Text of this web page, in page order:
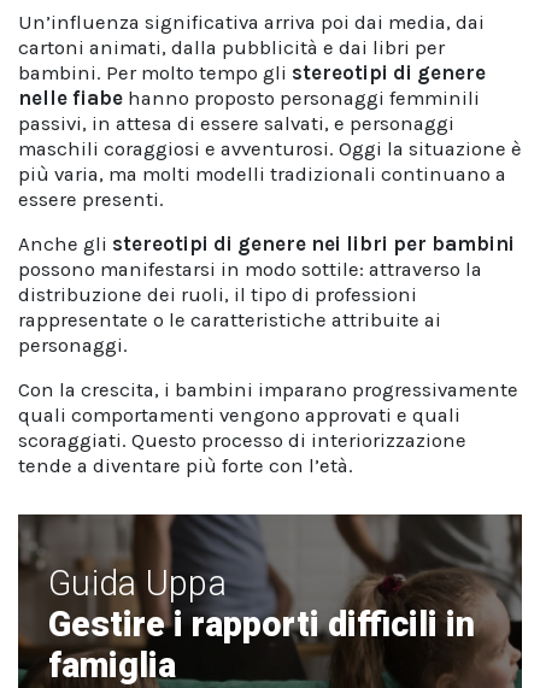
Un’influenza significativa arriva poi dai media, dai
cartoni animati, dalla pubblicità e dai libri per
bambini. Per molto tempo gli stereotipi di genere
nelle fiabe hanno proposto personaggi femminili
passivi, in attesa di essere salvati, e personaggi
maschili coraggiosi e avventurosi. Oggi la situazione è
più varia, ma molti modelli tradizionali continuano a
essere presenti.
Anche gli stereotipi di genere nei libri per bambini
possono manifestarsi in modo sottile: attraverso la
distribuzione dei ruoli, il tipo di professioni
rappresentate o le caratteristiche attribuite ai
personaggi.
Con la crescita, i bambini imparano progressivamente
quali comportamenti vengono approvati e quali
scoraggiati. Questo processo di interiorizzazione
tende a diventare più forte con l’età.
Guida Uppa
Gestire i rapporti difficili in
famiglia